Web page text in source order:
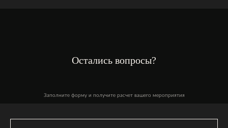
Остались вопросы?
Заполните форму и получите расчет вашего мероприятия